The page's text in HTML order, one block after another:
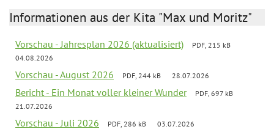
Informationen aus der Kita "Max und Moritz"
Vorschau - Jahresplan 2026 (aktualisiert)
PDF, 215 kB
04.08.2026
Vorschau - August 2026 PDF, 244 kB 28.07.2026
Bericht - Ein Monat voller kleiner Wunder
PDF, 697 kB
21.07.2026
Vorschau - Juli 2026 PDF, 286 kB 03.07.2026